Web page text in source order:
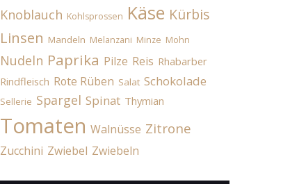
Knoblauch Kohlsprossen Käse Kürbis
Linsen Mandeln Melanzani Minze Mohn
Nudeln Paprika Pilze Reis Rhabarber
Rindfleisch Rote Rüben Salat Schokolade
Sellerie Spargel Spinat Thymian
Tomaten Walnüsse Zitrone
Zucchini Zwiebel Zwiebeln